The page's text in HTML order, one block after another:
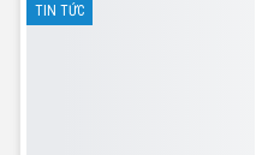
TIN TỨC